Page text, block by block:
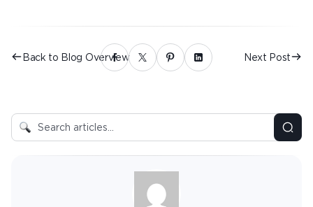
Back to Blog Overview Next Post